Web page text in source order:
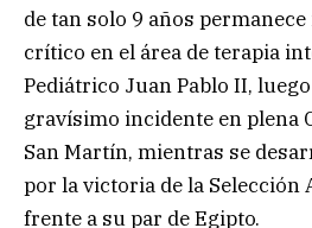
de tan solo 9 años
crítico en el área de terapia
Pediátrico Juan Pablo II,
gravísimo incidente en plena
San Martín, mientras se
por la victoria de la
frente a su par de Egipto.